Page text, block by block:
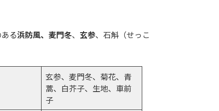
る浜防風、麦門冬、 玄参、石斛（せっこ
玄参、麦門冬、菊花、青
蒿、白芥子、生地、車前
子